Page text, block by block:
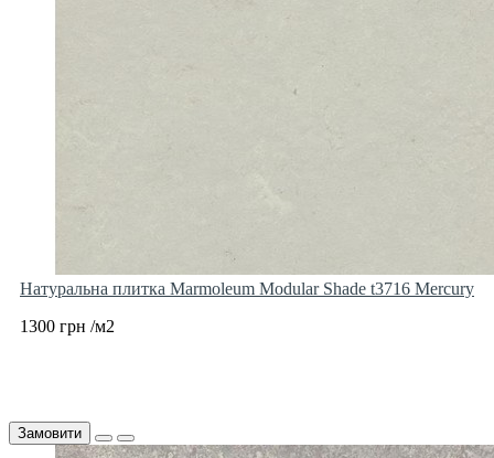
Натуральна плитка Marmoleum Modular Shade t3716 Mercury
1300 грн /м2
Замовити